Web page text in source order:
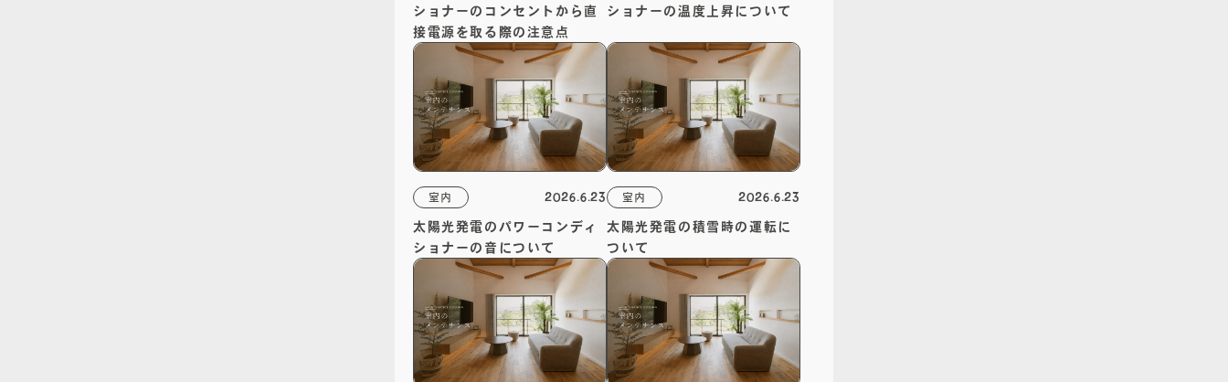
ショナーのコンセントから直
接電源を取る際の注意点
ショナーの温度上昇について
室内 2026.6.23
太陽光発電のパワーコンディ
ショナーの音について
室内 2026.6.23
太陽光発電の積雪時の運転に
ついて